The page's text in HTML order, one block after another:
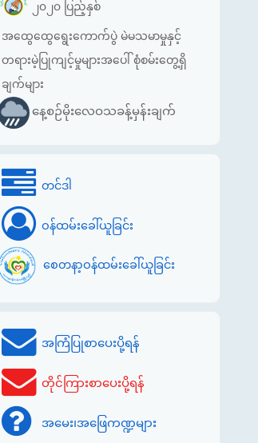
၂၀၂၀ ပြည့်နှစ်
အထွေထွေရွေးကောက်ပွဲ မဲမသမာမှုနှင့်
တရားမဲ့ပြုကျင့်မှုများအပေါ် စုံစမ်းတွေ့ရှိ
ချက်များ
နေ့စဉ်မိုးလေဝသခန့်မှန်းချက်
တင်ဒါ
ဝန်ထမ်းခေါ်ယူခြင်း
စေတနာ့ဝန်ထမ်းခေါ်ယူခြင်း
အကြံပြုစာပေးပို့ရန်
တိုင်ကြားစာပေးပို့ရန်
အမေး၊အဖြေကဏ္ဍများ